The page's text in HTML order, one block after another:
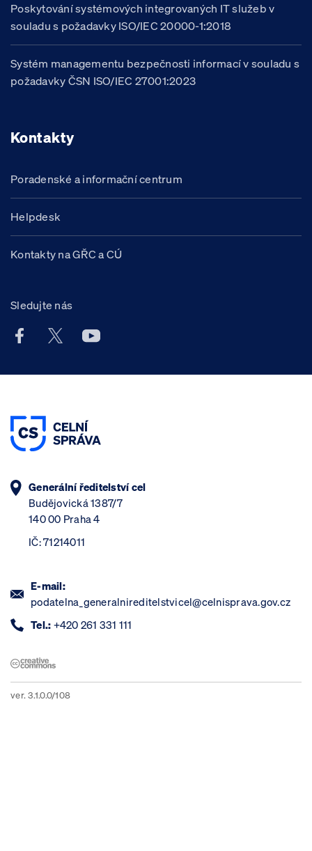
Poskytování systémových integrovaných IT služeb v
souladu s požadavky ISO/IEC 20000-1:2018
Systém managementu bezpečnosti informací v souladu s
požadavky ČSN ISO/IEC 27001:2023
Kontakty
Poradenské a informační centrum
Helpdesk
Kontakty na GŘC a CÚ
Sledujte nás
Facebook účet Celní správy ČR
X účet Celní správy ČR
Youtube účet Celní správy ČR
Generální ředitelství cel
Budějovická 1387/7
140 00 Praha 4
IČ: 71214011
E-mail:
podatelna_generalnireditelstvicel@celnisprava.gov.cz
Tel.: +420 261 331 111
ver. 3.1.0.0/108